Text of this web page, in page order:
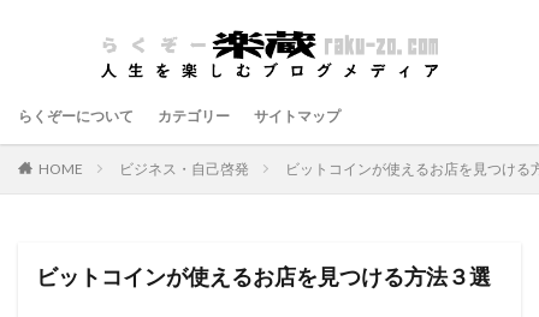
らくぞーについて カテゴリー サイトマップ
HOME ビジネス・自己啓発 ビットコインが使えるお店を見つける
ビットコインが使えるお店を見つける方法３選